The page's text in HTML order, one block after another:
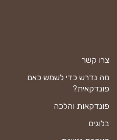
צרו קשר
מה נדרש כדי לשמש כאם
פונדקאית?
פונדקאות והלכה
בלוגים